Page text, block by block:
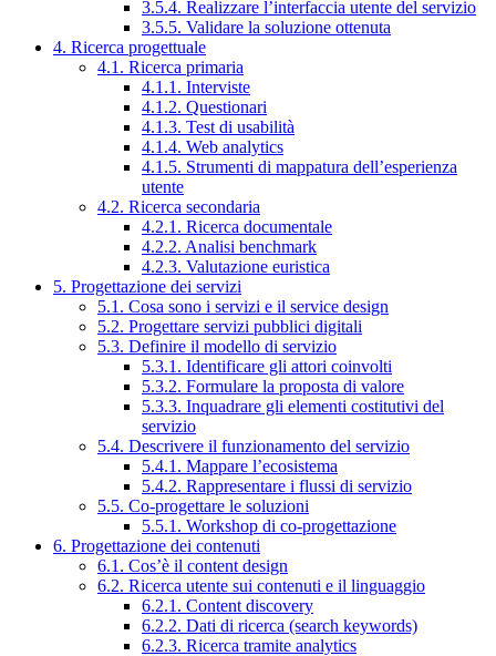
3.5.4. Realizzare l’interfaccia utente del servizio
3.5.5. Validare la soluzione ottenuta
4. Ricerca progettuale
4.1. Ricerca primaria
4.1.1. Interviste
4.1.2. Questionari
4.1.3. Test di usabilità
4.1.4. Web analytics
4.1.5. Strumenti di mappatura dell’esperienza
utente
4.2. Ricerca secondaria
4.2.1. Ricerca documentale
4.2.2. Analisi benchmark
4.2.3. Valutazione euristica
5. Progettazione dei servizi
5.1. Cosa sono i servizi e il service design
5.2. Progettare servizi pubblici digitali
5.3. Definire il modello di servizio
5.3.1. Identificare gli attori coinvolti
5.3.2. Formulare la proposta di valore
5.3.3. Inquadrare gli elementi costitutivi del
servizio
5.4. Descrivere il funzionamento del servizio
5.4.1. Mappare l’ecosistema
5.4.2. Rappresentare i flussi di servizio
5.5. Co-progettare le soluzioni
5.5.1. Workshop di co-progettazione
6. Progettazione dei contenuti
6.1. Cos’è il content design
6.2. Ricerca utente sui contenuti e il linguaggio
6.2.1. Content discovery
6.2.2. Dati di ricerca (search keywords)
6.2.3. Ricerca tramite analytics